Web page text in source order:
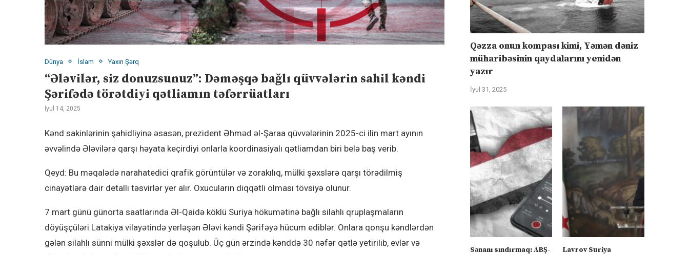
Dünya İslam Yaxın Şərq
“Ələvilər, siz donuzsunuz”: Dəməşqə bağlı qüvvələrin sahil kəndi
Şərifədə törətdiyi qətliamın təfərrüatları
İyul 14, 2025
Kənd sakinlərinin şahidliyinə əsasən, prezident Əhməd əl-Şaraa qüvvələrinin 2025-ci ilin mart ayının
əvvəlində Ələvilərə qarşı həyata keçirdiyi onlarla koordinasiyalı qətliamdan biri belə baş verib.
Qeyd: Bu məqalədə narahatedici qrafik görüntülər və zorakılıq, mülki şəxslərə qarşı törədilmiş
cinayətlərə dair detallı təsvirlər yer alır. Oxucuların diqqətli olması tövsiyə olunur.
7 mart günü günorta saatlarında Əl-Qaidə köklü Suriya hökumətinə bağlı silahlı qruplaşmaların
döyüşçüləri Latakiya vilayətində yerləşən Ələvi kəndi Şərifəyə hücum ediblər. Onlara qonşu kəndlərdən
gələn silahlı sünni mülki şəxslər də qoşulub. Üç gün ərzində kənddə 30 nəfər qətlə yetirilib, evlər və
Qəzza onun kompası kimi, Yəmən dəniz
müharibəsinin qaydalarını yenidən
yazır
İyul 31, 2025
Sənanı sındırmaq: ABŞ-
Lavrov Suriya